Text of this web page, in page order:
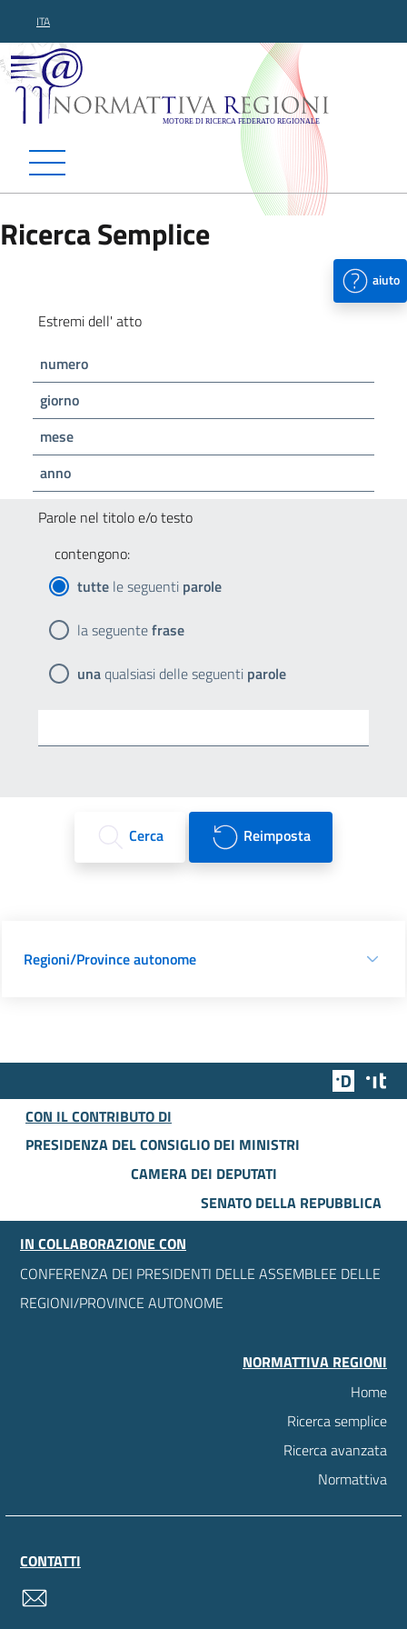
ITA
Normattiva Regioni -
Ricerca Semplice
aiuto
Estremi dell' atto
numero
giorno
mese
anno
Parole nel titolo e/o testo
contengono:
tutte le seguenti parole
la seguentefrase
unaqualsiasi delle seguenti parole
Cerca Reimposta
Regioni/Province autonome
Team
CON IL CONTRIBUTO DI
PRESIDENZA DEL CONSIGLIO DEI MINISTRI
CAMERA DEI DEPUTATI
SENATO DELLA REPUBBLICA
IN COLLABORAZIONE CON
CONFERENZA DEI PRESIDENTI DELLE ASSEMBLEE DELLE
REGIONI/PROVINCE AUTONOME
NORMATTIVA REGIONI
Home
Ricerca semplice
Ricerca avanzata
Normattiva
CONTATTI